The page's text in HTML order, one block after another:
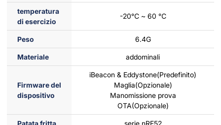
temperatura
di esercizio
-20℃ ~ 60 ℃
Peso 6.4G
Materiale addominali
Firmware del
dispositivo
iBeacon & Eddystone(Predefinito)
Maglia(Opzionale)
Manomissione prova
OTA(Opzionale)